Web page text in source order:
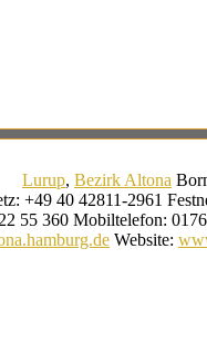
Lurup, Bezirk Altona
: +49 40 42811-2961
55 360 Mobiltelefon:
Website: